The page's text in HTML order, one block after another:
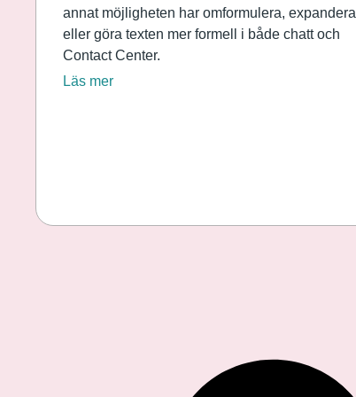
annat möjligheten har omformulera, expandera
eller göra texten mer formell i både chatt och
Contact Center.
Läs mer